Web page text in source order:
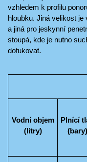
vzhledem k profilu
hloubku. Jiná velikost je
a jiná pro jeskynní
stoupá, kde je nutno
dofukovat.
Vodní objem
(litry)
Plnící
(bary)